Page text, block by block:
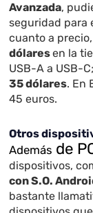
Avanzada,
seguridad para
cuanto a
dólaresen la
USB-A a USB-
35 dólares. En
45 euros.
Otros
Además de
dispositivos,
con S.O.
bastante